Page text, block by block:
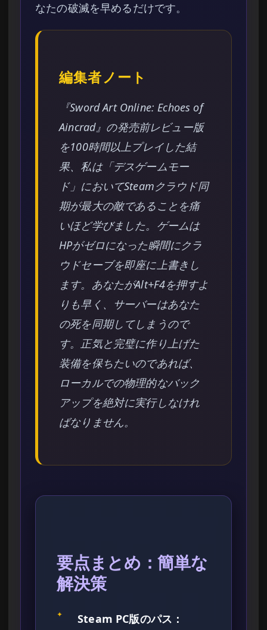
なたの破滅を早めるだけです。
編集者ノート
『Sword Art Online: Echoes of
Aincrad』の発売前レビュー版
を100時間以上プレイした結
果、私は「デスゲームモー
ド」においてSteamクラウド同
期が最大の敵であることを痛
いほど学びました。ゲームは
HPがゼロになった瞬間にクラ
ウドセーブを即座に上書きし
ます。あなたがAlt+F4を押すよ
りも早く、サーバーはあなた
の死を同期してしまうので
す。正気と完璧に作り上げた
装備を保ちたいのであれば、
ローカルでの物理的なバック
アップを絶対に実行しなけれ
ばなりません。
要点まとめ：簡単な
解決策
✦ Steam PC版のパス：